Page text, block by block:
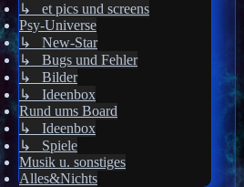
↳ et pics und screens
Psy-Universe
↳ New-Star
↳ Bugs und Fehler
↳ Bilder
↳ Ideenbox
Rund ums Board
↳ Ideenbox
↳ Spiele
Musik u. sonstiges
Alles&Nichts